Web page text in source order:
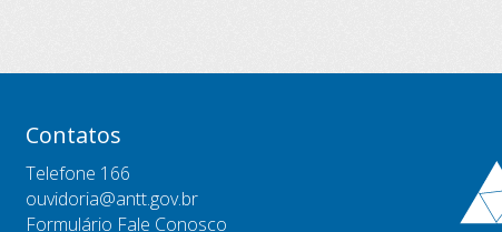
Contatos
Telefone 166
ouvidoria@antt.gov.br
Formulário Fale Conosco